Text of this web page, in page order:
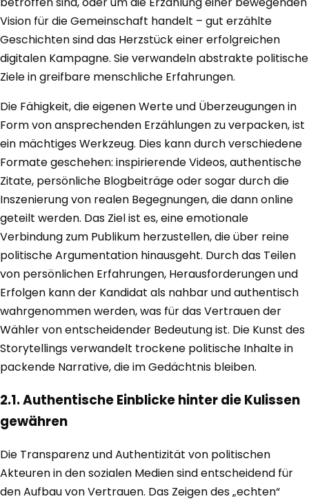
Vision für die Gemeinschaft handelt – gut erzählte
Geschichten sind das Herzstück einer erfolgreichen
digitalen Kampagne. Sie verwandeln abstrakte politische
Ziele in greifbare menschliche Erfahrungen.
Die Fähigkeit, die eigenen Werte und Überzeugungen in
Form von ansprechenden Erzählungen zu verpacken, ist
ein mächtiges Werkzeug. Dies kann durch verschiedene
Formate geschehen: inspirierende Videos, authentische
Zitate, persönliche Blogbeiträge oder sogar durch die
Inszenierung von realen Begegnungen, die dann online
geteilt werden. Das Ziel ist es, eine emotionale
Verbindung zum Publikum herzustellen, die über reine
politische Argumentation hinausgeht. Durch das Teilen
von persönlichen Erfahrungen, Herausforderungen und
Erfolgen kann der Kandidat als nahbar und authentisch
wahrgenommen werden, was für das Vertrauen der
Wähler von entscheidender Bedeutung ist. Die Kunst des
Storytellings verwandelt trockene politische Inhalte in
packende Narrative, die im Gedächtnis bleiben.
2.1. Authentische Einblicke hinter die Kulissen
gewähren
Die Transparenz und Authentizität von politischen
Akteuren in den sozialen Medien sind entscheidend für
den Aufbau von Vertrauen. Das Zeigen des „echten“